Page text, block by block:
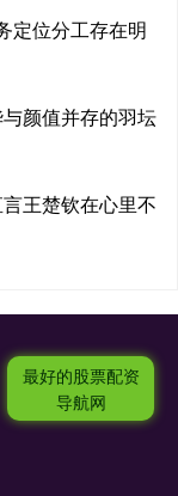
定位分工存在明
颜值并存的羽坛
王楚钦在心里不
最好的股票配资
导航网